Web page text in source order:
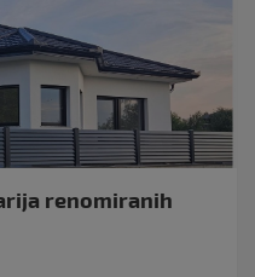
renomiranih